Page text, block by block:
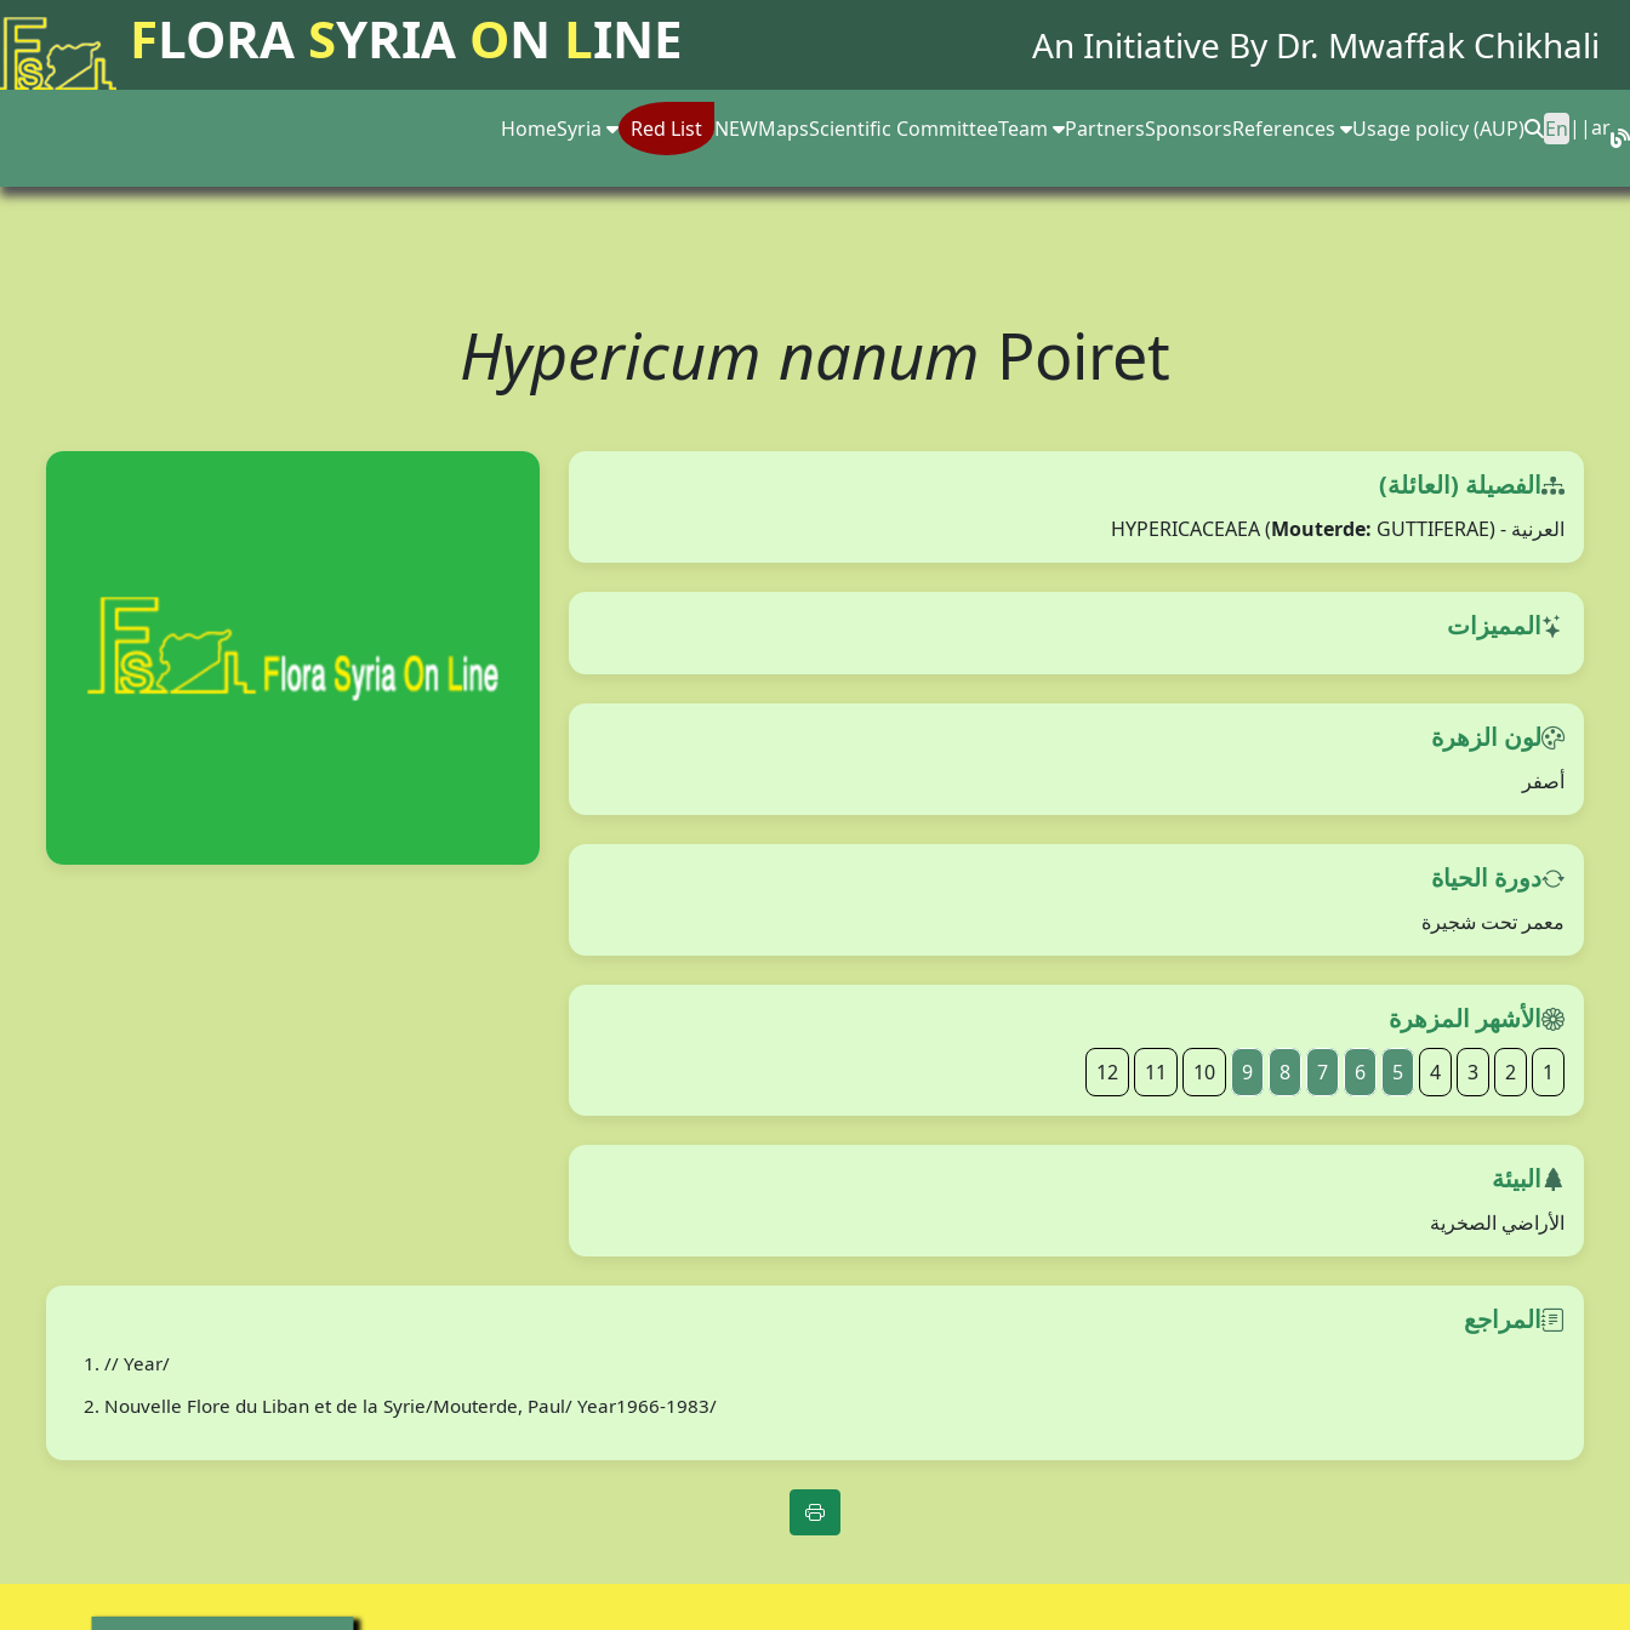
FLORA SYRIA ON LINE An Initiative By Dr. Mwaffak Chikhali
HomeSyria Red List NEWMapsScientific CommitteeTeam PartnersSponsorsReferences Usage policy (AUP) En ||ar
Hypericum nanum Poiret
الفصيلة (العائلة)
العرنية - HYPERICACEAEA ( Mouterde: GUTTIFERAE)
المميزات
لون الزهرة
أصفر
دورة الحياة
معمر تحت شجيرة
الأشهر المزهرة
1
2
3
4
5
6
7
8
9
10
11
12
البيئة
الأراضي الصخرية
المراجع
// Year/
Nouvelle Flore du Liban et de la Syrie/Mouterde, Paul/ Year1966-1983/